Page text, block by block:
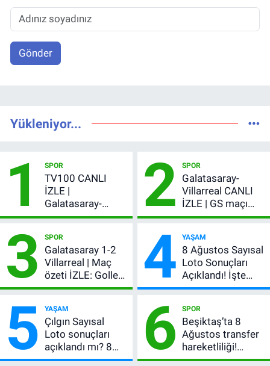
Gönder
Yükleniyor...
1 SPOR
TV100 CANLI
İZLE |
Galatasaray-
Villarreal maçı
şifresiz canlı yayın
2 SPOR
Galatasaray-
Villarreal CANLI
İZLE | GS maçı
hangi kanalda,
3 SPOR
Galatasaray 1-2
Villarreal | Maç
özeti İZLE: Goller
peş peşe geldi,
kırmızı kart gördü!
4 YAŞAM
8 Ağustos Sayısal
Loto Sonuçları
Açıklandı! İşte
Kazandıran 6
5 YAŞAM
Çılgın Sayısal
Loto sonuçları
açıklandı mı? 8
Ağustos 2026
6 SPOR
Beşiktaş’ta 8
Ağustos transfer
hareketliliği!
Yönetim 5 bölge